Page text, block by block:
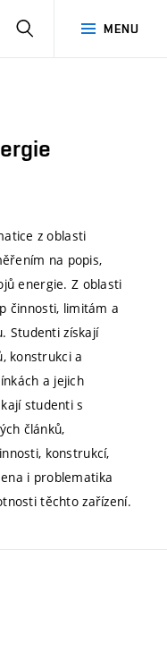
MENU
z oblasti
na popis,
energie. Z oblasti
činnosti, limitám a
Studenti získají
konstrukci a
a jejich
studenti s
článků,
konstrukcí,
i problematika
těchto zařízení.